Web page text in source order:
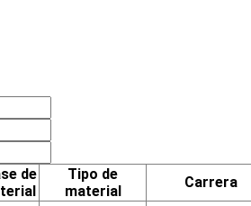
de
Tipo de
material
Carrera